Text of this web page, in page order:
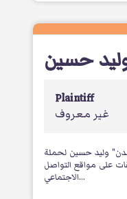
حسين
Plaintiff
غير معروف
وليد حسين لحملة
على مواقع التواصل
الاجتماعي...